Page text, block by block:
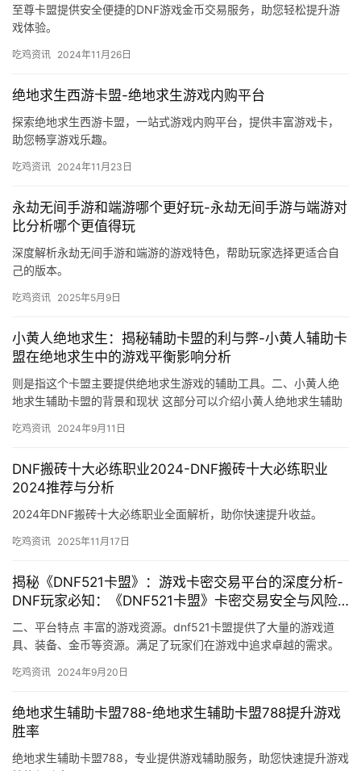
至尊卡盟提供安全便捷的DNF游戏金币交易服务，助您轻松提升游
戏体验。
吃鸡资讯 2024年11月26日
绝地求生西游卡盟-绝地求生游戏内购平台
探索绝地求生西游卡盟，一站式游戏内购平台，提供丰富游戏卡，
助您畅享游戏乐趣。
吃鸡资讯 2024年11月23日
永劫无间手游和端游哪个更好玩-永劫无间手游与端游对
比分析哪个更值得玩
深度解析永劫无间手游和端游的游戏特色，帮助玩家选择更适合自
己的版本。
吃鸡资讯 2025年5月9日
小黄人绝地求生：揭秘辅助卡盟的利与弊-小黄人辅助卡
盟在绝地求生中的游戏平衡影响分析
则是指这个卡盟主要提供绝地求生游戏的辅助工具。二、小黄人绝
地求生辅助卡盟的背景和现状 这部分可以介绍小黄人绝地求生辅助
吃鸡资讯 2024年9月11日
DNF搬砖十大必练职业2024-DNF搬砖十大必练职业
2024推荐与分析
2024年DNF搬砖十大必练职业全面解析，助你快速提升收益。
吃鸡资讯 2025年11月17日
揭秘《DNF521卡盟》：游戏卡密交易平台的深度分析-
DNF玩家必知：《DNF521卡盟》卡密交易安全与风险
解析
二、平台特点 丰富的游戏资源。dnf521卡盟提供了大量的游戏道
具、装备、金币等资源。满足了玩家们在游戏中追求卓越的需求。
吃鸡资讯 2024年9月20日
绝地求生辅助卡盟788-绝地求生辅助卡盟788提升游戏
胜率
绝地求生辅助卡盟788，专业提供游戏辅助服务，助您快速提升游戏